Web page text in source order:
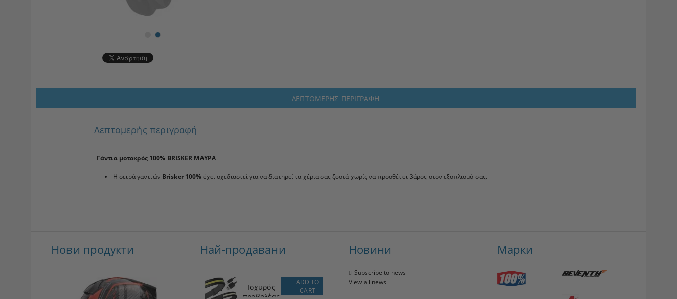
ΛΕΠΤΟΜΕΡΉΣ ΠΕΡΙΓΡΑΦΉ
Λεπτομερής περιγραφή
Γάντια μοτοκρός 100% BRISKER ΜΑΥΡΑ
Η σειρά γαντιών Brisker 100%έχει σχεδιαστεί για να διατηρεί τα χέρια σας ζεστά χωρίς να προσθέτει βάρος στον εξοπλισμό σας.
Нови продукти Най-продавани
Ισχυρός
προβολέας
ADD TO
CART
Новини
Subscribe to news
View all news
Марки